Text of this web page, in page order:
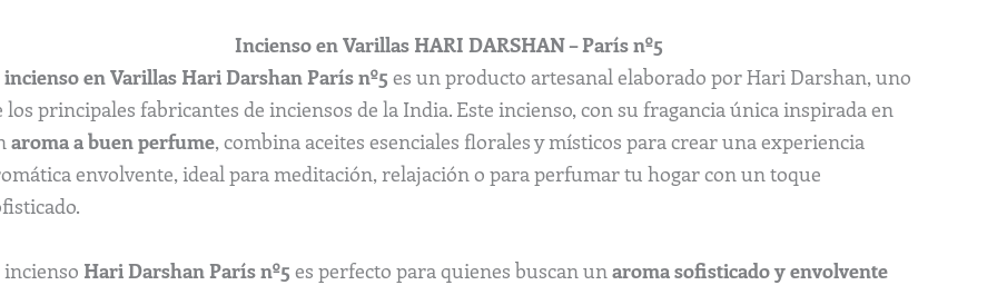
Incienso en Varillas HARI DARSHAN – París nº5
incienso en Varillas Hari Darshan París nº5 es un producto artesanal elaborado por Hari Darshan, uno
los principales fabricantes de inciensos de la India. Este incienso, con su fragancia única inspirada en
aroma a buen perfume, combina aceites esenciales florales y místicos para crear una experiencia
envolvente, ideal para meditación, relajación o para perfumar tu hogar con un toque
incienso Hari Darshan París nº5 es perfecto para quienes buscan unaroma sofisticado y envolvente